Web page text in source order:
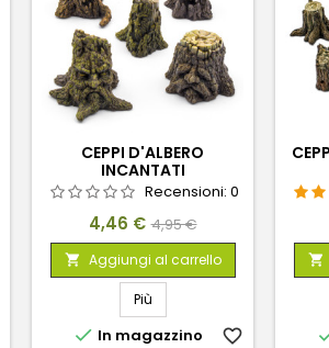
CEPPI D'ALBERO
INCANTATI
Recensioni: 0
Prezzo
4,46 € Prezzo
base
4,95 €
 Aggiungi al carrello
Più
 In magazzino favorite_border
